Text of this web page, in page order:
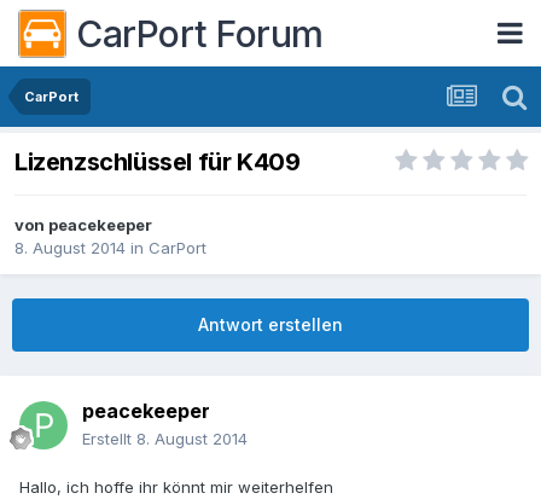
CarPort Forum
CarPort
Lizenzschlüssel für K409
von peacekeeper
8. August 2014 in CarPort
Antwort erstellen
peacekeeper
Erstellt 8. August 2014
Hallo, ich hoffe ihr könnt mir weiterhelfen